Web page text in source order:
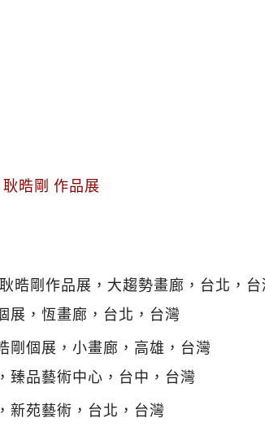
晧剛 作品展
晧剛作品展，大趨勢畫廊，台北，
展，恆畫廊，台北，台灣
剛個展，小畫廊，高雄，台灣
臻品藝術中心，台中，台灣
新苑藝術，台北，台灣